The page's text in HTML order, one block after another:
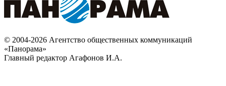
© 2004-2026 Агентство общественных коммуникаций
«Панорама»
Главный редактор Агафонов И.А.